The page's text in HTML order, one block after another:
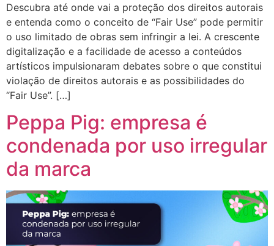
Descubra até onde vai a proteção dos direitos autorais
e entenda como o conceito de “Fair Use” pode permitir
o uso limitado de obras sem infringir a lei. A crescente
digitalização e a facilidade de acesso a conteúdos
artísticos impulsionaram debates sobre o que constitui
violação de direitos autorais e as possibilidades do
“Fair Use”. […]
Peppa Pig: empresa é
condenada por uso irregular
da marca